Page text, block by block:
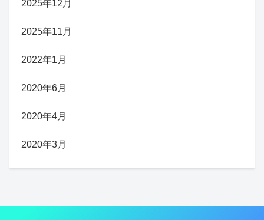
2025年12月
2025年11月
2022年1月
2020年6月
2020年4月
2020年3月